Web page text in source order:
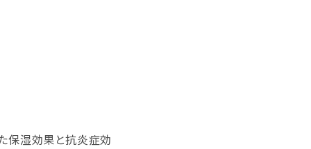
保湿効果と抗炎症効